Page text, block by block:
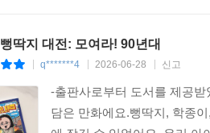
뻥딱지 대전: 모여라! 90년대
q*******4 2026-06-28 신고
-출판사로부터 도서를 제공
담은 만화에요.뻥딱지, 학종